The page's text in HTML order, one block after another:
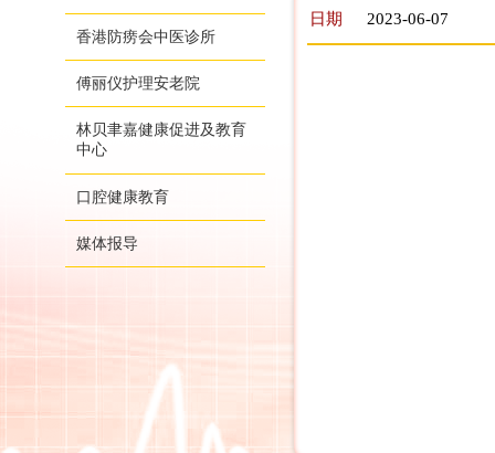
香港防痨会中医诊所
傅丽仪护理安老院
林贝聿嘉健康促进及教育
中心
口腔健康教育
媒体报导
日期 2023-06-07